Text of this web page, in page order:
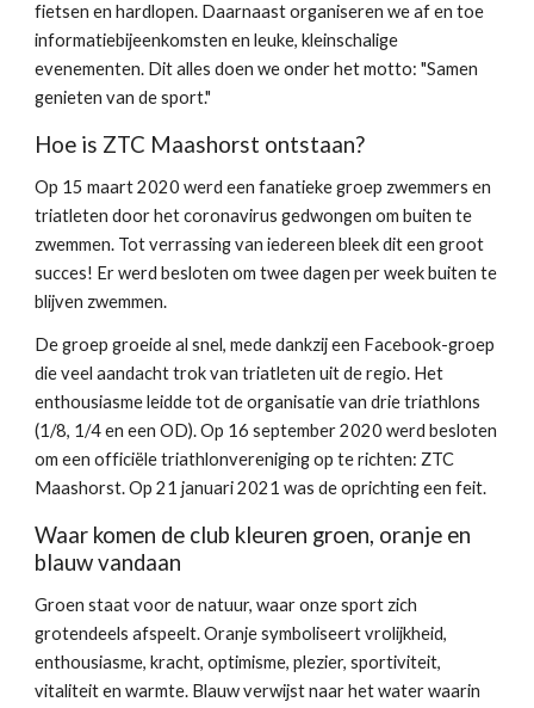
fietsen en hardlopen. Daarnaast organiseren we af en toe
informatiebijeenkomsten en leuke, kleinschalige
evenementen. Dit alles doen we onder het motto: "Samen
genieten van de sport."
Hoe is ZTC Maashorst ontstaan?
Op 15 maart 2020 werd een fanatieke groep zwemmers en
triatleten door het coronavirus gedwongen om buiten te
zwemmen. Tot verrassing van iedereen bleek dit een groot
succes! Er werd besloten om twee dagen per week buiten te
blijven zwemmen.
De groep groeide al snel, mede dankzij een Facebook-groep
die veel aandacht trok van triatleten uit de regio. Het
enthousiasme leidde tot de organisatie van drie triathlons
(1/8, 1/4 en een OD). Op 16 september 2020 werd besloten
om een officiële triathlonvereniging op te richten: ZTC
Maashorst. Op 21 januari 2021 was de oprichting een feit.
Waar komen de club kleuren groen, oranje en
blauw vandaan
Groen staat voor de natuur, waar onze sport zich
grotendeels afspeelt. Oranje symboliseert vrolijkheid,
enthousiasme, kracht, optimisme, plezier, sportiviteit,
vitaliteit en warmte. Blauw verwijst naar het water waarin